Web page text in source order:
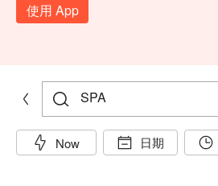
使用 App
Now 日期